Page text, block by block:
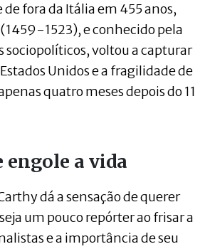
fora da Itália em 455 anos,
1523), e conhecido pela
sociopolíticos, voltou a capturar
Unidos e a fragilidade de
quatro meses depois do 11
engole a vida
dá a sensação de querer
um pouco repórter ao frisar a
e a importância de seu